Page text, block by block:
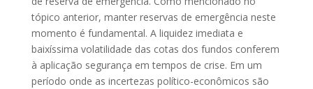
tópico anterior, manter reservas de emergência neste
momento é fundamental. A liquidez imediata e
baixíssima volatilidade das cotas dos fundos conferem
à aplicação segurança em tempos de crise. Em um
período onde as incertezas político-econômicos são